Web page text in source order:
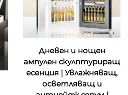
Дневен и нощен
ампулен скулптуриращ
есенция | Увлажняващ,
осветляващ и